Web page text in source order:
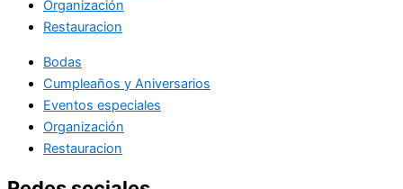
Organización
Restauracion
Bodas
Cumpleaños y Aniversarios
Eventos especiales
Organización
Restauracion